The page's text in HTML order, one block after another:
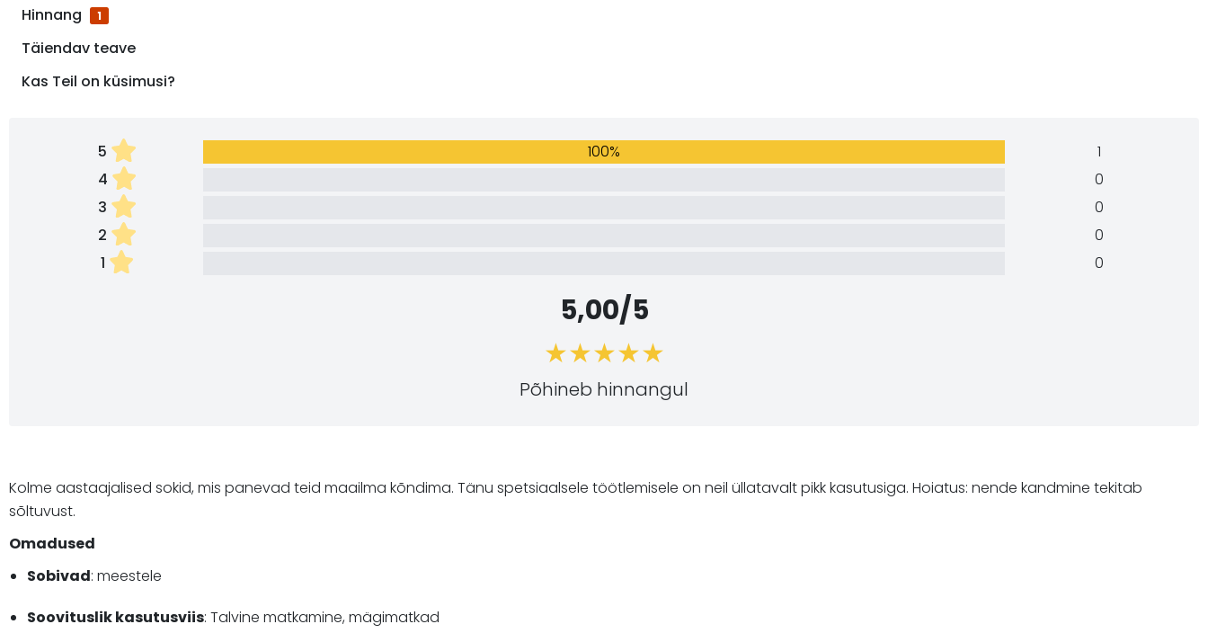
Hinnang
1
Täiendav teave
Kas Teil on küsimusi?
5 100%
1
4
0
3
0
2
0
1
0
5,00/5
Põhineb hinnangul
Kolme aastaajalised sokid, mis panevad teid maailma kõndima. Tänu spetsiaalsele töötlemisele on neil üllatavalt pikk kasutusiga. Hoiatus: nende kandmine tekitab
sõltuvust.
Omadused
Sobivad: meestele
Soovituslik kasutusviis: Talvine matkamine, mägimatkad